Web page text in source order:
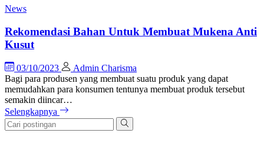
News
Rekomendasi Bahan Untuk Membuat Mukena Anti
Kusut
03/10/2023
Admin Charisma
Bagi para produsen yang membuat suatu produk yang dapat
memudahkan para konsumen tentunya membuat produk tersebut
semakin diincar…
Selengkapnya